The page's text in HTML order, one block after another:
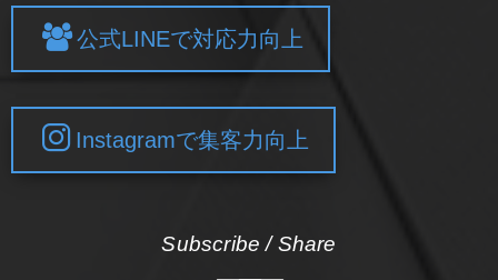
公式LINEで対応力向上
Instagramで集客力向上
Subscribe / Share